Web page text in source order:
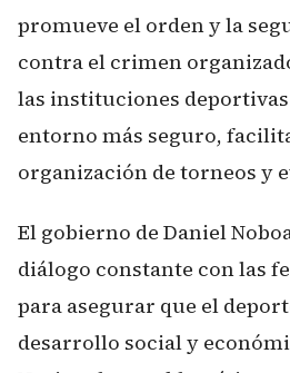
promueve el orden y la
contra el crimen
las instituciones
entorno más seguro,
organización de torneos y
El gobierno de Daniel
diálogo constante con las
para asegurar que el
desarrollo social y